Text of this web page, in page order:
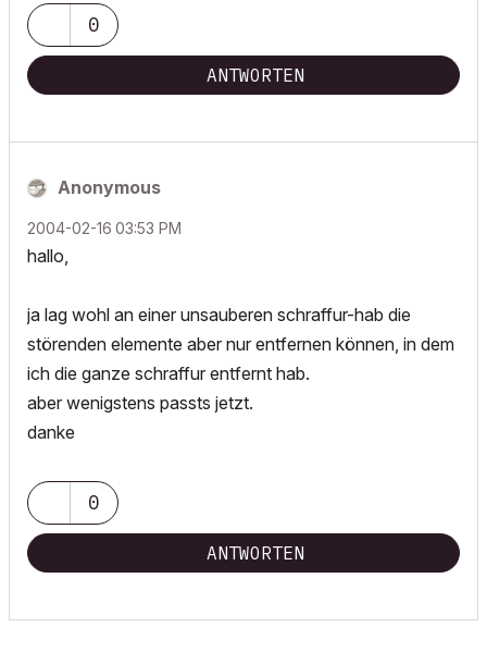
0
ANTWORTEN
Anonymous
‎2004-02-16 03:53 PM
hallo,
ja lag wohl an einer unsauberen schraffur-hab die
störenden elemente aber nur entfernen können, in dem
ich die ganze schraffur entfernt hab.
aber wenigstens passts jetzt.
danke
0
ANTWORTEN